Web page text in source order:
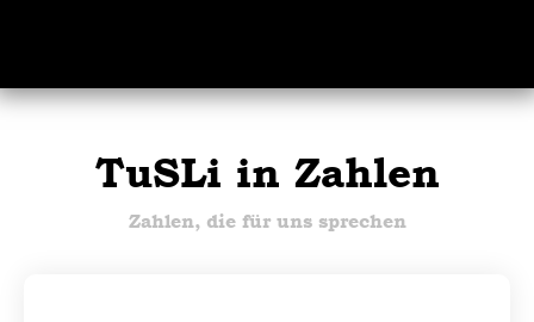
TuSLi in Zahlen
Zahlen, die für uns sprechen